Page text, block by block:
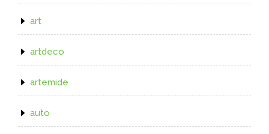
art
artdeco
artemide
auto